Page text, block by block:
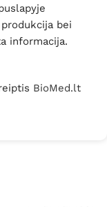
bei
informacija.
BioMed.lt